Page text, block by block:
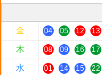
金
04 05 12 13
木 08 09 16 17
水 01 14 15 22